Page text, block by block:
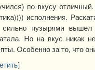
по вкусу
исполнения.
пузырями вышел
Но на вкус никак
Особенно за то, что
]